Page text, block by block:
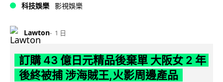
科技娛樂 影視娛樂
Lawton 1 日
訂購 43 億日元精品後棄單 大阪女 2 年
後終被捕 涉海賊王,火影周邊產品